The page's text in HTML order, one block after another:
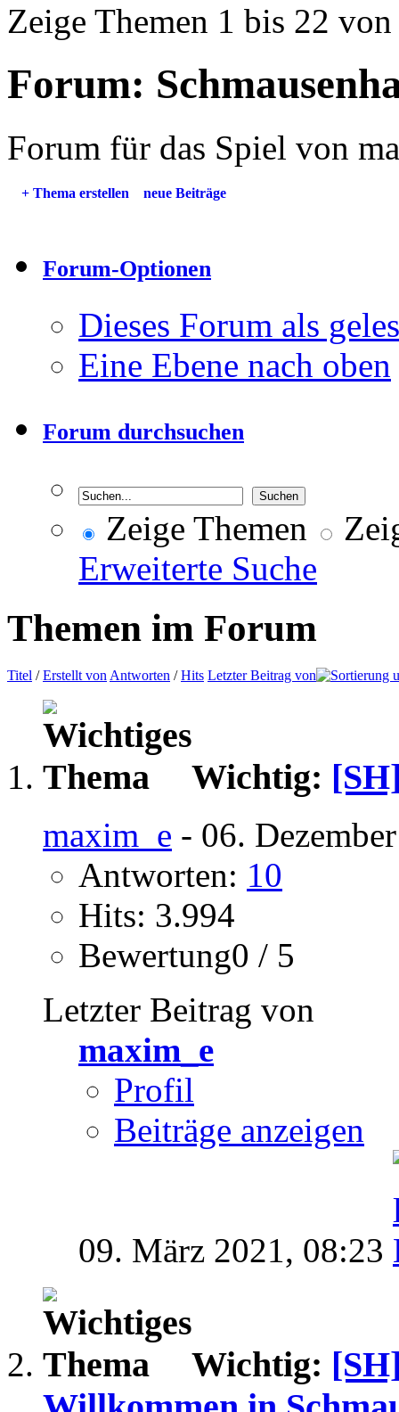
Zeige Themen 1 bis 22
Forum:
Forum für das Spiel von
+ Thema erstellen neue Beiträge
Forum-Optionen
Dieses Forum als
Eine Ebene nach oben
Forum durchsuchen
Zeige Themen
Erweiterte Suche
Themen im Forum
Titel /Erstellt von Antworten /Hits Letzter Beitrag von
Wichtig:
maxim_e - 06.
Antworten: 10
Hits: 3.994
Bewertung0 / 5
Letzter Beitrag von
maxim_e
Profil
Beiträge anzeigen
09. März 2021, 08:23
Wichtig: